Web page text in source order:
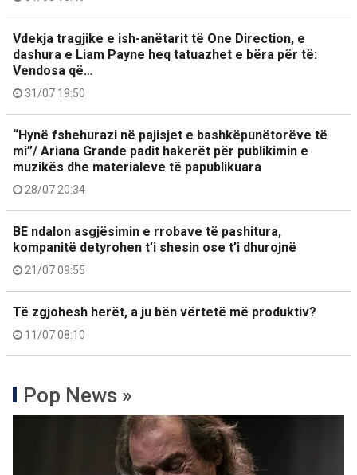
Vdekja tragjike e ish-anëtarit të One Direction, e
dashura e Liam Payne heq tatuazhet e bëra për të:
Vendosa që…
31/07 19:50
“Hynë fshehurazi në pajisjet e bashkëpunëtorëve të
mi”/ Ariana Grande padit hakerët për publikimin e
muzikës dhe materialeve të papublikuara
28/07 20:34
BE ndalon asgjësimin e rrobave të pashitura,
kompanitë detyrohen t’i shesin ose t’i dhurojnë
21/07 09:55
Të zgjohesh herët, a ju bën vërtetë më produktiv?
11/07 08:10
Pop News »